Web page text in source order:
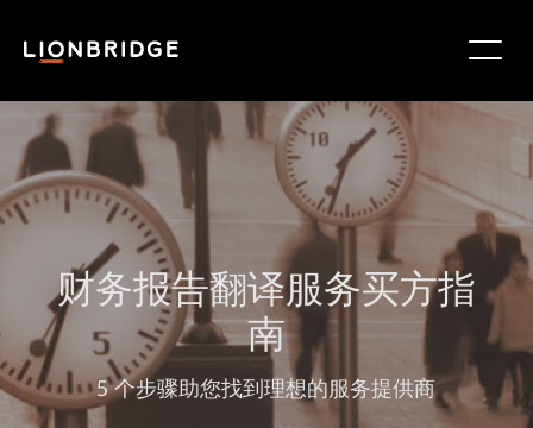
财务报告翻译服务买方指
南
5 个步骤助您找到理想的服务提供商